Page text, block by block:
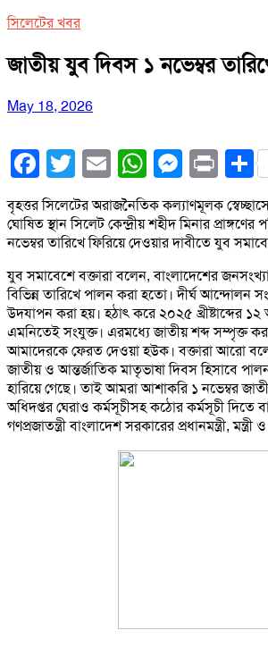
সিলেটের খবর
জাতীয় যুব দিবস ১ নভেম্বর তারিখে
May 18, 2026
Facebook
Twitter
EmailWhatsApp
Print
বৃহত্তর সিলেটের অরাজনৈতিক কল্যাণমূলক
ঘোষিত স্থান সিলেট কেন্দ্রীয় শহীদ মিনার
নভেম্বর তারিখে ফিরিয়ে দেওয়ার দাবীতে যুব
যুব সমাবেশে বক্তারা বলেন, বাংলাদেশের
বিভিন্ন তারিখে পালন করা হতো। দীর্ঘ আন্দোলন
উদযাপন করা হয়। হঠাৎ করে ২০২৫ খ্রীষ্টাব্দের
এমনিতেই সংযুক্ত। এরমধ্যে জাতীয় শব্দ সম্পৃক্ত
আমাদেরকে ফেরত দেওয়া হউক। বক্তারা আরো
জাতীয় ও আন্তর্জাতিক মাতৃভাষা দিবস হিসাবে
হারিয়ে গেছে। তাই আমরা আশাকরি ১ নভেম্বর
অধিদপ্তর ঘেরাও কর্মসূচীসহ কঠোর কর্মসূচী দিতে
গণপ্রজাতন্ত্রী বাংলাদেশ সরকারের প্রধানমন্ত্রী,